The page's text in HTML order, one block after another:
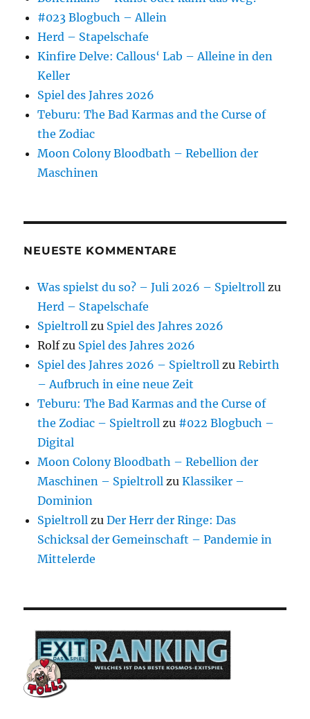
#023 Blogbuch – Allein
Herd – Stapelschafe
Kinfire Delve: Callous‘ Lab – Alleine in den
Keller
Spiel des Jahres 2026
Teburu: The Bad Karmas and the Curse of
the Zodiac
Moon Colony Bloodbath – Rebellion der
Maschinen
NEUESTE KOMMENTARE
Was spielst du so? – Juli 2026 – Spieltroll zu
Herd – Stapelschafe
Spieltroll zu Spiel des Jahres 2026
Rolfzu Spiel des Jahres 2026
Spiel des Jahres 2026 – Spieltroll zuRebirth
– Aufbruch in eine neue Zeit
Teburu: The Bad Karmas and the Curse of
the Zodiac – Spieltroll zu #022 Blogbuch –
Digital
Moon Colony Bloodbath – Rebellion der
Maschinen – Spieltroll zuKlassiker –
Dominion
Spieltroll zuDer Herr der Ringe: Das
Schicksal der Gemeinschaft – Pandemie in
Mittelerde